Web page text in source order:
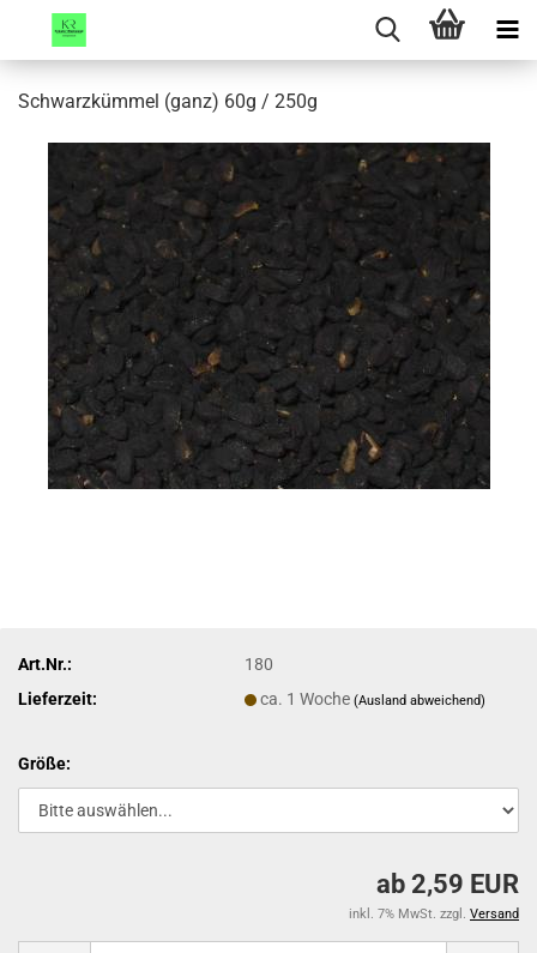
Schwarzkümmel (ganz) 60g / 250g
Art.Nr.:
180
Lieferzeit:
ca. 1 Woche(Ausland abweichend)
Größe:
ab 2,59 EUR
inkl. 7% MwSt. zzgl. Versand